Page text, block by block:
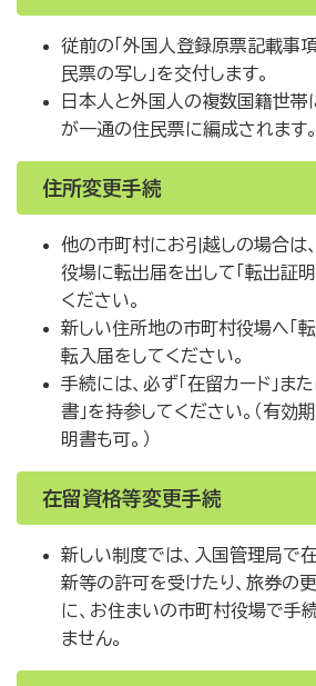
従前の「外国人登録原票記載事項
民票の写し」を交付します。
日本人と外国人の複数国籍世帯
が一通の住民票に編成されます。
住所変更手続
他の市町村にお引越しの場合は
役場に転出届を出して「転出証
ください。
新しい住所地の市町村役場へ「転
転入届をしてください。
手続には、必ず「在留カード」ま
書」を持参してください。（有
明書も可。）
在留資格等変更手続
新しい制度では、入国管理局で
新等の許可を受けたり、旅券の
に、お住まいの市町村役場で手
ません。